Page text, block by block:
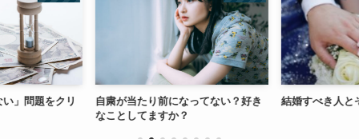
」問題をクリ
自粛が当たり前になってない？好き
なことしてますか？
結婚すべき人と